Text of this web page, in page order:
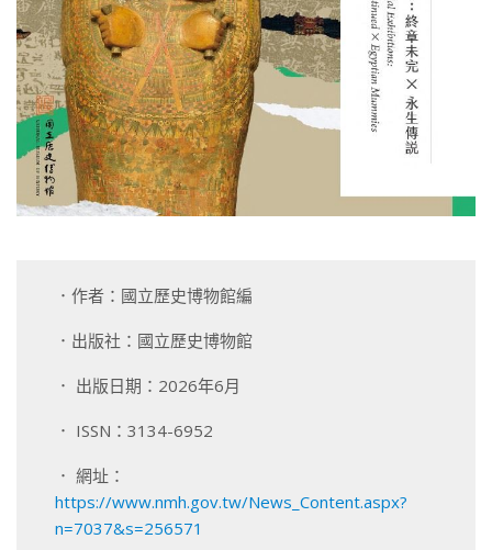
．作者：國立歷史博物館編
．出版社：國立歷史博物館
． 出版日期：2026年6月
． ISSN：3134-6952
． 網址：
https://www.nmh.gov.tw/News_Content.aspx?
n=7037&s=256571